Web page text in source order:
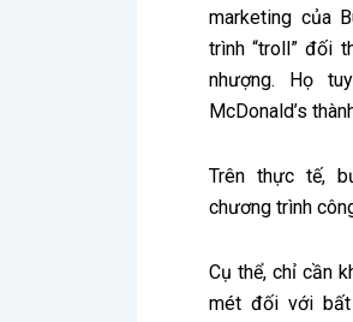
marketing của
trình “troll” đối
nhượng. Họ
McDonald’s
Trên thực tế,
chương trình
Cụ thể, chỉ cần
mét đối với bất